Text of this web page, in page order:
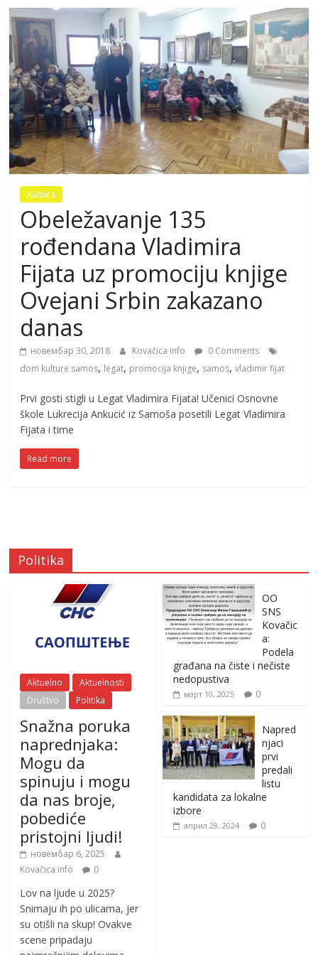
Kultura
Obeležavanje 135
rođendana Vladimira
Fijata uz promociju knjige
Ovejani Srbin zakazano
danas
новембар 30, 2018 Kovačica info
0 Comments
dom kulture samos, legat, promocija knjige, samos,vladimir fijat
Prvi gosti stigli u Legat Vladimira Fijata! Učenici Osnovne
škole Lukrecija Ankucić iz Samoša posetili Legat Vladimira
Fijata i time
Read more
Politika
Aktuelno
Aktuelnosti
Društvo
Politika
Snažna poruka
naprednjaka:
Mogu da
spinuju i mogu
da nas broje,
pobediće
pristojni ljudi!
новембар 6, 2025
Kovačica info
0
Lov na ljude u 2025?
Snimaju ih po ulicama, jer
su otišli na skup! Ovakve
scene pripadaju
OO
SNS
Kovačic
a:
Podela
građana na čiste i nečiste
nedopustiva
март 10, 2025 0
Napred
njaci
prvi
predali
listu
kandidata za lokalne
izbore
април 28, 2024 0